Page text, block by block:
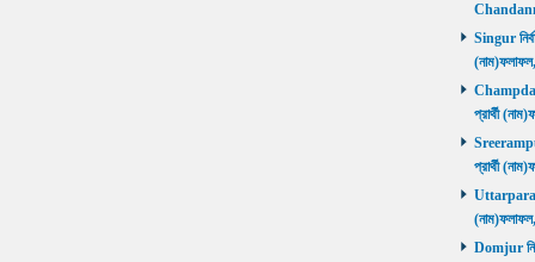
Singur
প্রার্থী
প্রার্থী
Uttarpara
Domjur